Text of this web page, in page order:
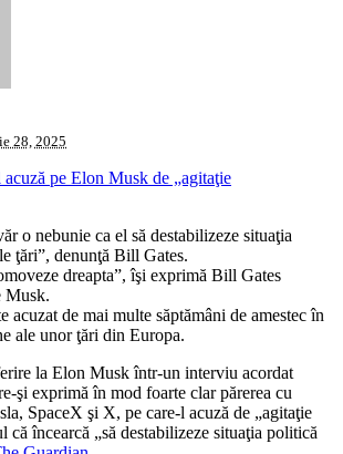
28, 2025
o nebunie ca el să destabilizeze situaţia
ţări”, denunţă Bill Gates.
dreapta”, îşi exprimă Bill Gates
Musk.
acuzat de mai multe săptămâni de amestec în
ale unor ţări din Europa.
la Elon Musk într-un interviu acordat
şi exprimă în mod foarte clar părerea cu
SpaceX şi X, pe care-l acuză de „agitaţie
că încearcă „să destabilizeze situaţia politică